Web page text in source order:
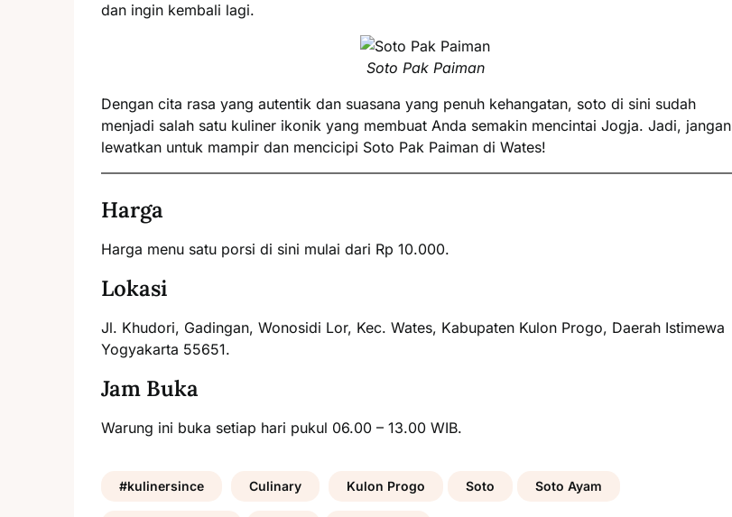
dan ingin kembali lagi.
Soto Pak Paiman
Dengan cita rasa yang autentik dan suasana yang penuh kehangatan, soto di sini sudah
menjadi salah satu kuliner ikonik yang membuat Anda semakin mencintai Jogja. Jadi, jangan
lewatkan untuk mampir dan mencicipi Soto Pak Paiman di Wates!
Harga
Harga menu satu porsi di sini mulai dari Rp 10.000.
Lokasi
Jl. Khudori, Gadingan, Wonosidi Lor, Kec. Wates, Kabupaten Kulon Progo, Daerah Istimewa
Yogyakarta 55651.
Jam Buka
Warung ini buka setiap hari pukul 06.00 – 13.00 WIB.
#kulinersince Culinary Kulon Progo Soto Soto Ayam